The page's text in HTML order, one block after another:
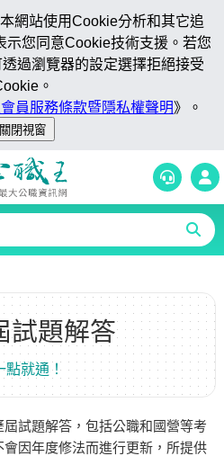
網站使用Cookie分析和其它追
示您同意Cookie技術支援。若您
過瀏覽器的設定選擇拒絕接受
。
員服務條款暨隱私權聲明》。
試題解答
點就通！
試題解答，包括公職和國營等考
因年度修法而進行更新，所提供